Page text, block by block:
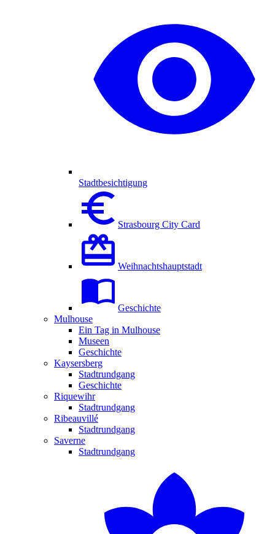
Stadtbesichtigung
Strasbourg City Card
Weihnachtshauptstadt
Geschichte
Mulhouse
Ein Tag in Mulhouse
Museen
Geschichte
Kaysersberg
Stadtrundgang
Geschichte
Riquewihr
Stadtrundgang
Ribeauvillé
Stadtrundgang
Saverne
Stadtrundgang